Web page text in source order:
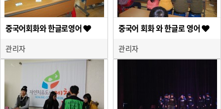
중국어회화와 한글로영어
관리자
중국어 회화 와 한글로 영어
관리자